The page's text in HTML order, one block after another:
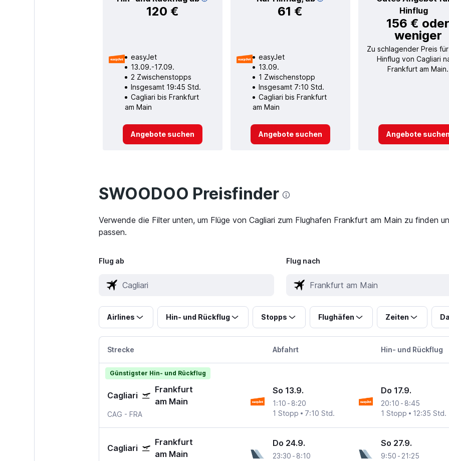
120 € 61 €
Hinflug
156 € oder
weniger
easyJet
13.09.-17.09.
2 Zwischenstopps
Insgesamt 19:45 Std.
Cagliari bis Frankfurt
am Main
Angebote suchen
easyJet
13.09.
1 Zwischenstopp
Insgesamt 7:10 Std.
Cagliari bis Frankfurt
am Main
Angebote suchen
Zu schlagender Preis
Hinflug von Cagliari
Frankfurt am Main.
Angebote suchen
SWOODOO Preisfinder
Verwende die Filter unten, um Flüge von Cagliari zum Flughafen Frankfurt am Main zu finden
passen.
Flug ab Flug nach
Airlines Hin- und Rückflug Stopps Flughäfen Zeiten
Strecke Abfahrt Hin- und Rückflug
Günstigster Hin- und Rückflug
Cagliari
Frankfurt
am Main
CAG - FRA
So 13.9.
1:10 - 8:20
1 Stopp
7:10 Std.
Do 17.9.
20:10 - 8:45
1 Stopp
12:35 Std.
Cagliari
Frankfurt
am Main
Do 24.9.
23:30 - 8:10
So 27.9.
9:50 - 21:25